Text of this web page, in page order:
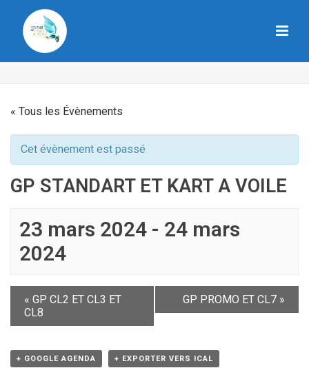
« Tous les Évènements
Cet évènement est passé
GP STANDART ET KART A VOILE
23 mars 2024 - 24 mars
2024
« GP CL2 ET CL3 ET
CL8
GP PROMO ET CL7 »
+ GOOGLE AGENDA + EXPORTER VERS ICAL